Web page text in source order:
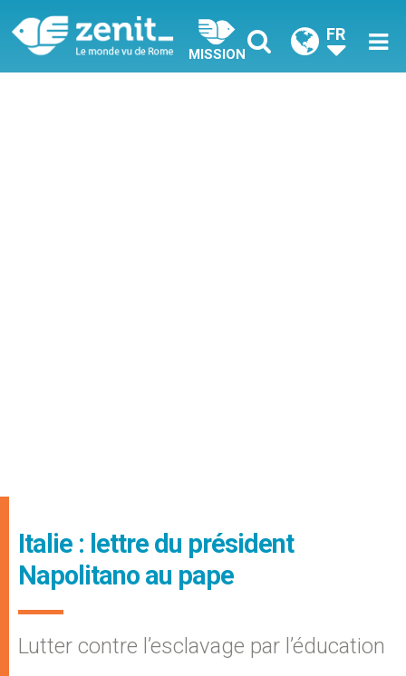
MISSION
FR
Italie : lettre du président
Napolitano au pape
Lutter contre l’esclavage par l’éducation